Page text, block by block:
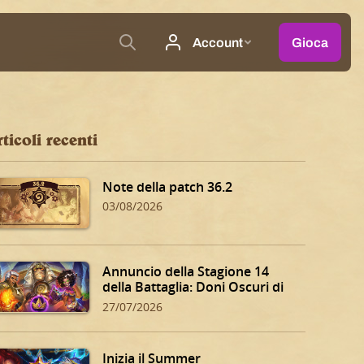
recenti
Note della patch 36.2
03/08/2026
Annuncio della Stagione 14
della Battaglia: Doni Oscuri di
Dalaran!
27/07/2026
Inizia il Summer